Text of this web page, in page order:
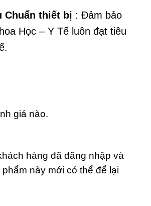
Chuẩn thiết bị : Đảm bảo
Học – Y Tế luôn đạt tiêu
giá nào.
hàng đã đăng nhập và
này mới có thể để lại